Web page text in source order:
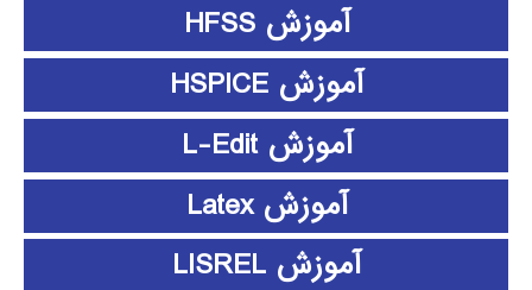
آموزش HFSS
آموزش HSPICE
آموزش L-Edit
آموزش Latex
آموزش LISREL